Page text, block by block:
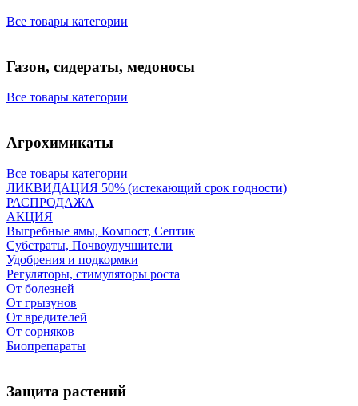
Все товары категории
Газон, сидераты, медоносы
Все товары категории
Агрохимикаты
Все товары категории
ЛИКВИДАЦИЯ 50% (истекающий срок годности)
РАСПРОДАЖА
АКЦИЯ
Выгребные ямы, Компост, Септик
Субстраты, Почвоулучшители
Удобрения и подкормки
Регуляторы, стимуляторы роста
От болезней
От грызунов
От вредителей
От сорняков
Биопрепараты
Защита растений